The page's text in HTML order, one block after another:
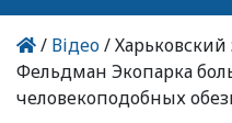
/ Відео/
Фельдман Экопарка
человекоподобных